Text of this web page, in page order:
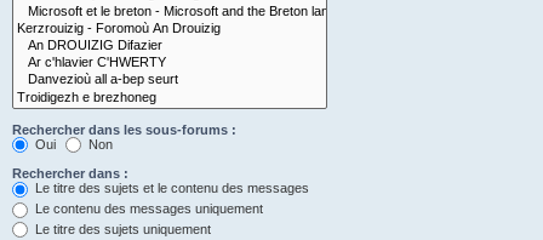
Rechercher dans les sous-forums :
Oui
Non
Rechercher dans :
Le titre des sujets et le contenu des messages
Le contenu des messages uniquement
Le titre des sujets uniquement